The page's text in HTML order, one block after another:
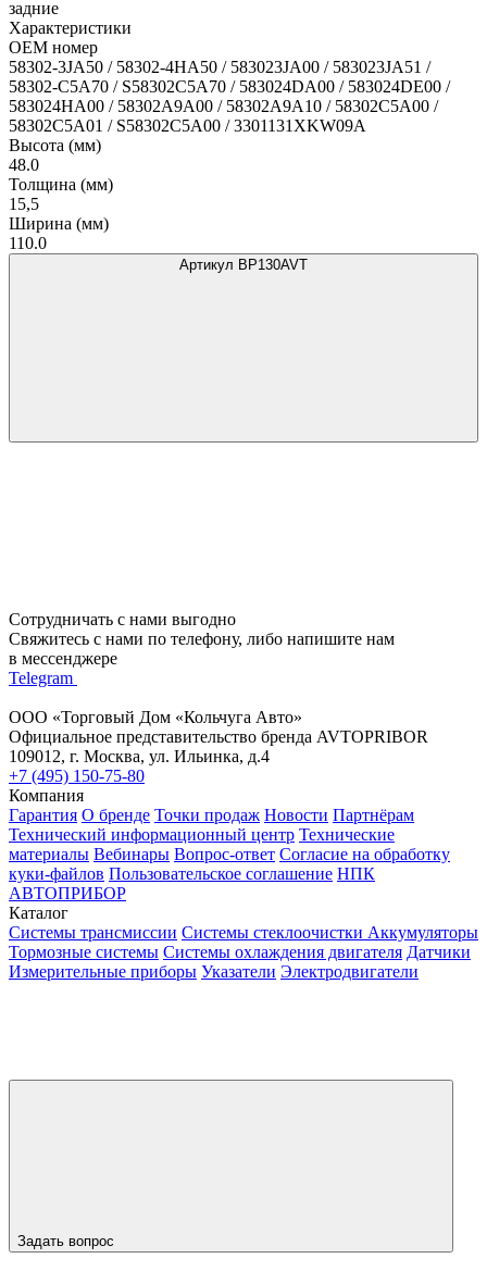
задние
Характеристики
OEM номер
58302-3JA50 / 58302-4HA50 / 583023JA00 / 583023JA51 /
58302-C5A70 / S58302C5A70 / 583024DA00 / 583024DE00 /
583024HA00 / 58302A9A00 / 58302A9A10 / 58302C5A00 /
58302C5A01 / S58302C5A00 / 3301131XKW09A
Высота (мм)
48.0
Толщина (мм)
15,5
Ширина (мм)
110.0
Артикул BP130AVT
Сотрудничать с нами выгодно
Свяжитесь с нами по телефону, либо напишите нам
в мессенджере
Telegram
ООО «Торговый Дом «Кольчуга Авто»
Официальное представительство бренда AVTOPRIBOR
109012, г. Москва, ул. Ильинка, д.4
+7 (495) 150-75-80
Компания
Гарантия О бренде Точки продаж Новости Партнёрам
Технический информационный центр Технические
материалы Вебинары Вопрос-ответ Согласие на обработку
куки-файлов Пользовательское соглашение НПК
АВТОПРИБОР
Каталог
Системы трансмиссии Системы стеклоочистки Аккумуляторы
Тормозные системы Системы охлаждения двигателя Датчики
Измерительные приборы Указатели Электродвигатели
Задать вопрос